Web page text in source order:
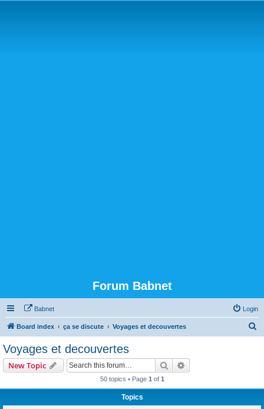
Forum Babnet
Babnet Login
Board index ça se discute Voyages et decouvertes
Voyages et decouvertes
New Topic Search
50 topics • Page 1 of 1
Topics